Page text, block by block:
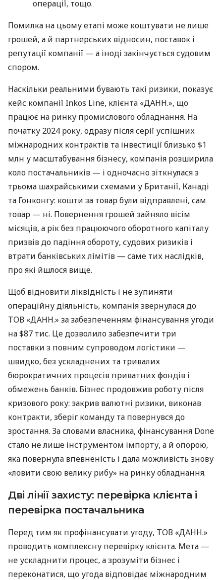
операції, тощо.
Помилка на цьому етапі може коштувати не лише
грошей, а й партнерських відносин, поставок і
репутації компанії — а іноді закінчується судовим
спором.
Наскільки реальними бувають такі ризики, показує
кейс компанії Inkos Line, клієнта «ДАНН.», що
працює на ринку промислового обладнання. На
початку 2024 року, одразу після серії успішних
міжнародних контрактів та інвестиції близько $1
млн у масштабування бізнесу, компанія розширила
коло постачальників — і одночасно зіткнулася з
трьома шахрайськими схемами у Британії, Канаді
та Гонконгу: кошти за товар були відправлені, сам
товар — ні. Повернення грошей зайняло вісім
місяців, а рік без працюючого оборотного капіталу
призвів до падіння обороту, судових ризиків і
втрати банківських лімітів — саме тих наслідків,
про які йшлося вище.
Щоб відновити ліквідність і не зупиняти
операційну діяльність, компанія звернулася до
ТОВ «ДАНН.» за забезпеченням фінансування угоди
на $87 тис. Це дозволило забезпечити три
поставки з повним супроводом логістики —
швидко, без ускладнених та тривалих
бюрократичних процесів приватних фондів і
обмежень банків. Бізнес продовжив роботу після
кризового року: закрив валютні ризики, виконав
контракти, зберіг команду та повернувся до
зростання. За словами власника, фінансування Done
стало не лише інструментом імпорту, а й опорою,
яка повернула впевненість і дала можливість знову
«ловити свою велику рибу» на ринку обладнання.
Дві лінії захисту: перевірка клієнта і
перевірка постачальника
Перед тим як профінансувати угоду, ТОВ «ДАНН.»
проводить комплексну перевірку клієнта. Мета —
не ускладнити процес, а зрозуміти бізнес і
переконатися, що угода відповідає міжнародним